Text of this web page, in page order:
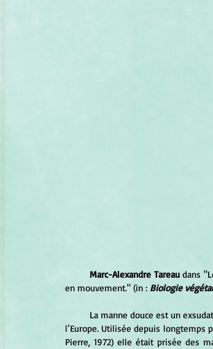
Marc-Alexandre Tareau dans
en mouvement." (in : Biologie
La manne douce est un
l’Europe. Utilisée depuis longtemps
Pierre, 1972) elle était prisée des